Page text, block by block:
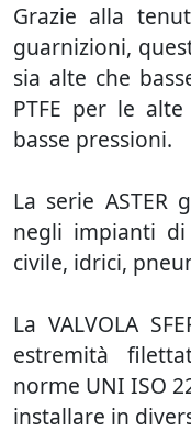
Grazie alla
guarnizioni,
sia alte che
PTFE per le
basse pressioni.
La serie ASTER
negli impianti di
civile, idrici,
La VALVOLA
estremità
norme UNI ISO
installare in